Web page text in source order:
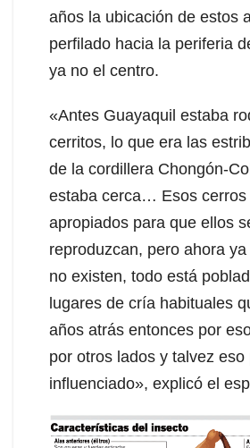
años la ubicación de estos
perfilado hacia la periferia
ya no el centro.
«Antes Guayaquil estaba
cerritos, lo que era las
de la cordillera Chongón-
estaba cerca… Esos cerros
apropiados para que ellos
reproduzcan, pero ahora
no existen, todo está
lugares de cría habituales
años atrás entonces por
por otros lados y talvez eso
influenciado», explicó el